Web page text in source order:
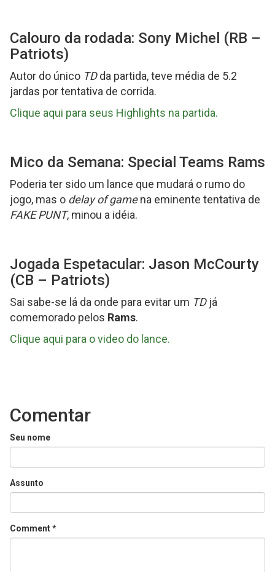
Calouro da rodada: Sony Michel (RB –
Patriots)
Autor do único TDda partida, teve média de 5.2
jardas por tentativa de corrida.
Clique aqui para seus Highlights na partida.
Mico da Semana: Special Teams Rams
Poderia ter sido um lance que mudará o rumo do
jogo, mas o delay of gamena eminente tentativa de
FAKE PUNT, minou a idéia.
Jogada Espetacular: Jason McCourty
(CB – Patriots)
Sai sabe-se lá da onde para evitar um TD já
comemorado pelos Rams.
Clique aqui para o video do lance.
Comentar
Seu nome
Assunto
Comment*